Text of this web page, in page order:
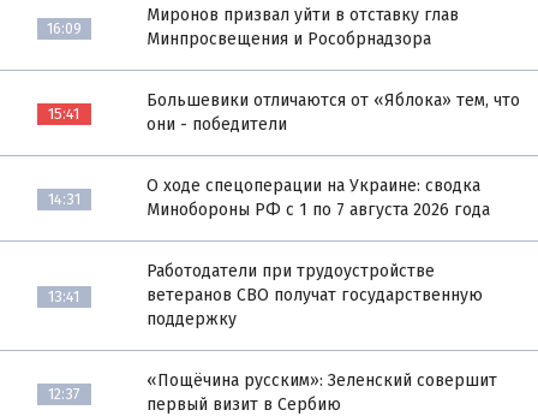
16:09
Миронов призвал уйти в отставку глав
Минпросвещения и Рособрнадзора
15:41
Большевики отличаются от «Яблока» тем, что
они - победители
14:31
О ходе спецоперации на Украине: сводка
Минобороны РФ с 1 по 7 августа 2026 года
13:41
Работодатели при трудоустройстве
ветеранов СВО получат государственную
поддержку
12:37
«Пощёчина русским»: Зеленский совершит
первый визит в Сербию